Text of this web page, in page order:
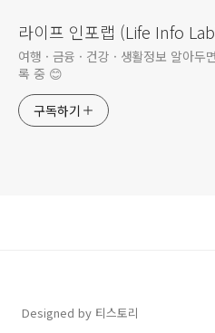
라이프 인포랩 (Life Info
여행 · 금융 · 건강 · 생활정보 알아두
록 중 😊
구독하기
Designed by 티스토리